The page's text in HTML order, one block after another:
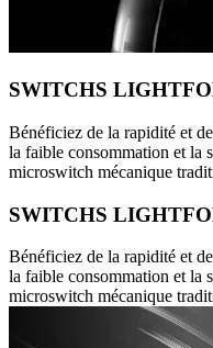
SWITCHS
Bénéficiez de la rapidité et
la faible consommation et la
microswitch mécanique
SWITCHS
Bénéficiez de la rapidité et
la faible consommation et la
microswitch mécanique